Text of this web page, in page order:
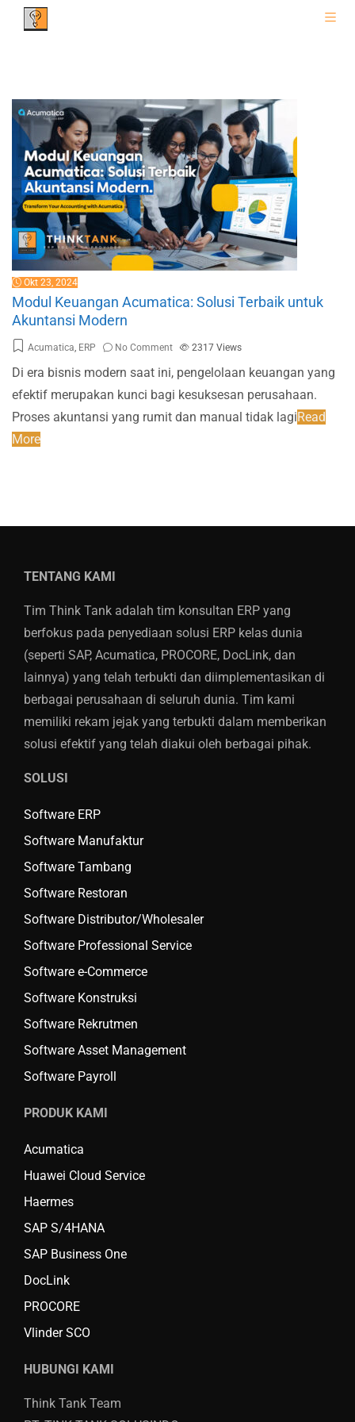
Okt 23, 2024
Modul Keuangan Acumatica: Solusi Terbaik untuk
Akuntansi Modern
Acumatica, ERP No Comment 2317 Views
Di era bisnis modern saat ini, pengelolaan keuangan yang
efektif merupakan kunci bagi kesuksesan perusahaan.
Proses akuntansi yang rumit dan manual tidak lagiRead
More
TENTANG KAMI
Tim Think Tank adalah tim konsultan ERP yang
berfokus pada penyediaan solusi ERP kelas dunia
(seperti SAP, Acumatica, PROCORE, DocLink, dan
lainnya) yang telah terbukti dan diimplementasikan di
berbagai perusahaan di seluruh dunia. Tim kami
memiliki rekam jejak yang terbukti dalam memberikan
solusi efektif yang telah diakui oleh berbagai pihak.
SOLUSI
Software ERP
Software Manufaktur
Software Tambang
Software Restoran
Software Distributor/Wholesaler
Software Professional Service
Software e-Commerce
Software Konstruksi
Software Rekrutmen
Software Asset Management
Software Payroll
PRODUK KAMI
Acumatica
Huawei Cloud Service
Haermes
SAP S/4HANA
SAP Business One
DocLink
PROCORE
Vlinder SCO
HUBUNGI KAMI
Think Tank Team